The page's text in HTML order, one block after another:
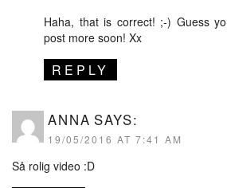
Haha, that is correct! ;-) Guess
post more soon! Xx
REPLY
ANNA SAYS:
19/05/2016 AT 7:41 AM
Så rolig video :D